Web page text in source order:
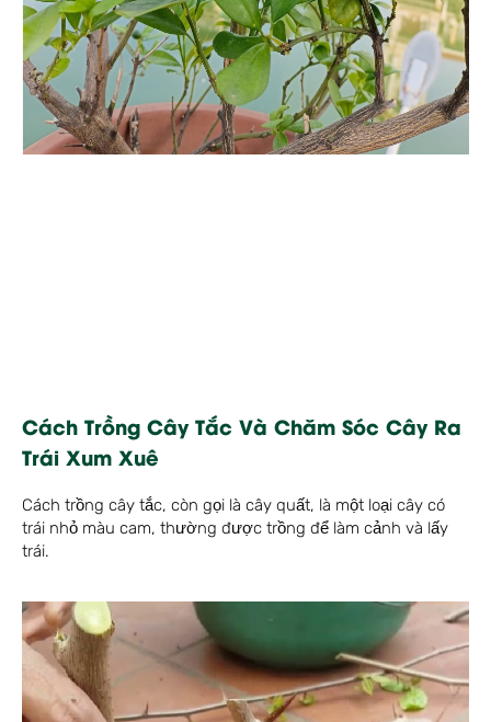
Cách Trồng Cây Tắc Và Chăm Sóc Cây Ra
Trái Xum Xuê
Cách trồng cây tắc, còn gọi là cây quất, là một loại cây có
trái nhỏ màu cam, thường được trồng để làm cảnh và lấy
trái.